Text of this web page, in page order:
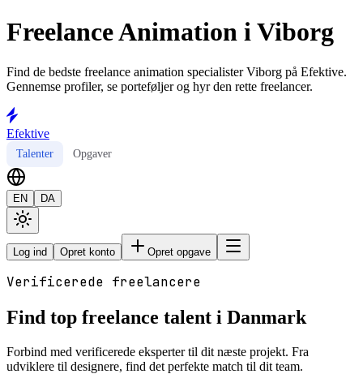
Freelance Animation i Viborg
Find de bedste freelance animation specialister Viborg på Efektive.
Gennemse profiler, se porteføljer og hyr den rette freelancer.
Efektive
Talenter Opgaver
EN DA
Log ind Opret konto Opret opgave
Verificerede freelancere
Find top freelance talent i Danmark
Forbind med verificerede eksperter til dit næste projekt. Fra
udviklere til designere, find det perfekte match til dit team.